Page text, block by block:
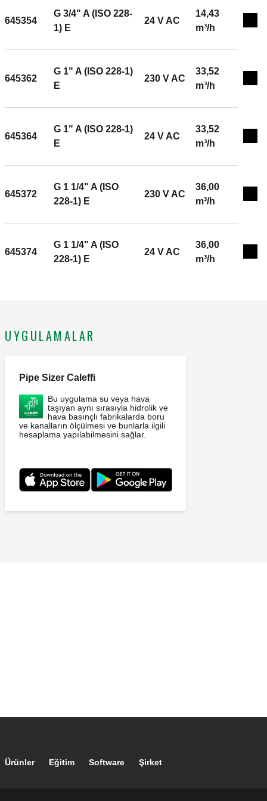
645354
G 3/4" A (ISO 228-
1) E
24 V AC
14,43
m³/h
645362
G 1" A (ISO 228-1)
E
230 V AC
33,52
m³/h
645364
G 1" A (ISO 228-1)
E
24 V AC
33,52
m³/h
645372
G 1 1/4" A (ISO
228-1) E
230 V AC
36,00
m³/h
645374
G 1 1/4" A (ISO
228-1) E
24 V AC
36,00
m³/h
UYGULAMALAR
Pipe Sizer Caleffi
Bu uygulama su veya hava
taşıyan aynı sırasıyla hidrolik ve
hava basınçlı fabrikalarda boru
ve kanalların ölçülmesi ve bunlarla ilgili
hesaplama yapılabilmesini sağlar.
Footer main navigation
Ürünler Eğitim Software Şirket